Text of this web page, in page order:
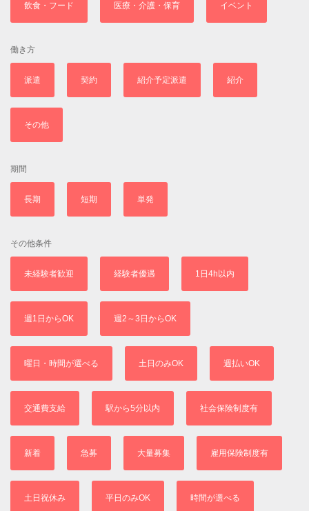
飲食・フード 医療・介護・保育 イベント
働き方
派遣 契約 紹介予定派遣 紹介
その他
期間
長期 短期 単発
その他条件
未経験者歓迎 経験者優遇 1日4h以内
週1日からOK 週2～3日からOK
曜日・時間が選べる 土日のみOK 週払いOK
交通費支給 駅から5分以内 社会保険制度有
新着 急募 大量募集 雇用保険制度有
土日祝休み 平日のみOK 時間が選べる